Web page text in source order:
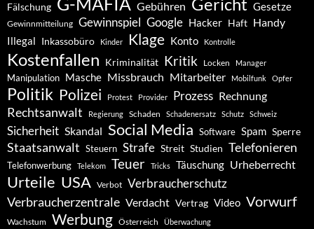
Fälschung Gebühren Gericht Gesetze
Gewinnmitteilung Gewinnspiel Google Hacker Haft Handy
Illegal Inkassobüro Kinder Klage Konto Kontrolle
Kostenfallen Kriminalität Kritik Locken Manager
Manipulation Masche Missbrauch Mitarbeiter Mobilfunk Opfer
Politik Polizei Protest Provider Prozess Rechnung
Rechtsanwalt Regierung Schaden Schadenersatz Schutz Schweiz
Sicherheit Skandal Social Media Software Spam Sperre
Staatsanwalt Steuern Strafe Streit Studien Telefonieren
Telefonwerbung Telekom Teuer Tricks Täuschung Urheberrecht
Urteile USA Verbot Verbraucherschutz
Verbraucherzentrale Verdacht Vertrag Video Vorwurf
Wachstum Werbung Österreich Überwachung